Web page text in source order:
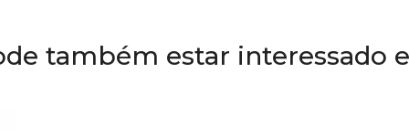
também estar interessado